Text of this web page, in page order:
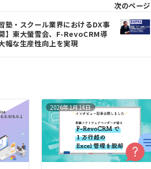
次のページ
習塾・スクール業界におけるDX事
】東大螢雪会、F-RevoCRM導
幅な生産性向上を実現
2026年1月14日